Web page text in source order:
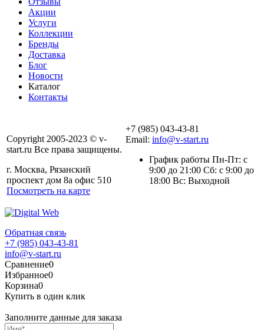
Акции
Услуги
Коллекции
Бренды
Доставка
Блог
Новости
Каталог
Контакты
Copyright 2005-2023 © v-
start.ru Все права защищены.
г. Москва, Рязанский
проспект дом 8а офис 510
Посмотреть на карте
+7 (985) 043-43-81
Email: info@v-start.ru
График работы Пн-Пт: с
9:00 до 21:00 Сб: с 9:00 до
18:00 Вс: Выходной
Обратная связь
+7 (985) 043-43-81
info@v-start.ru
Сравнение0
Избранное0
Корзина0
Купить в один клик
Заполните данные для заказа